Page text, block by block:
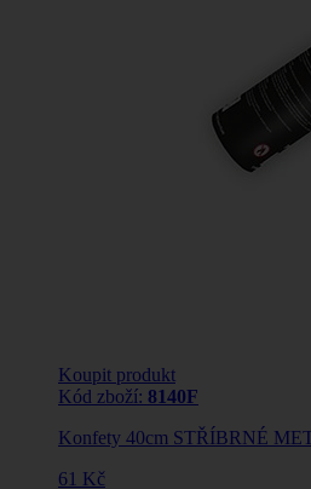
Koupit produkt
Kód zboží: 8140F
Konfety 40cm STŘÍBRNÉ
61 Kč